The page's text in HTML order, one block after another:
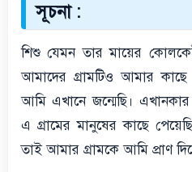
সূচনা :
শিশু যেমন তার মায়ের
আমাদের গ্রামটিও আমার
আমি এখানে জন্মেছি।
এ গ্রামের মানুষের কাছে
তাই আমার গ্রামকে আমি প্রাণ